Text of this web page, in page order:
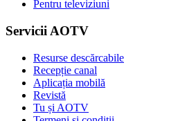
Pentru televiziuni
Servicii AOTV
Resurse descărcabile
Recepție canal
Aplicația mobilă
Revistă
Tu și AOTV